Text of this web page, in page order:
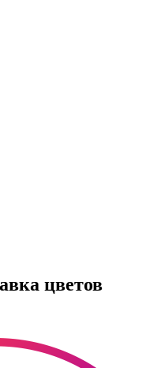
цветов